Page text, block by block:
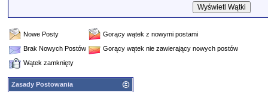
Nowe Posty
Gorący wątek z nowymi postami
Brak Nowych Postów
Gorący wątek nie zawierający nowych postów
Wątek zamknięty
Zasady Postowania